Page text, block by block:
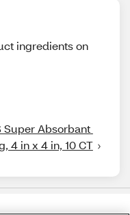
ingredients on
Super Absorbant
4 in x 4 in, 10 CT